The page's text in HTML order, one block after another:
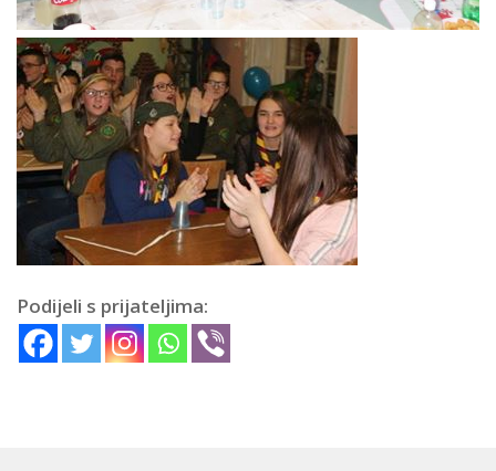
Podijeli s prijateljima: